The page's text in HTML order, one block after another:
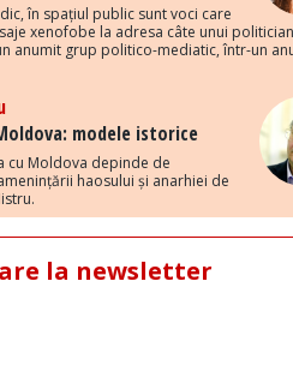
în spațiul public sunt voci care
xenofobe la adresa câte unui
anumit grup politico-mediatic, într-un
modele istorice
cu Moldova depinde de
haosului și anarhiei de
la newsletter